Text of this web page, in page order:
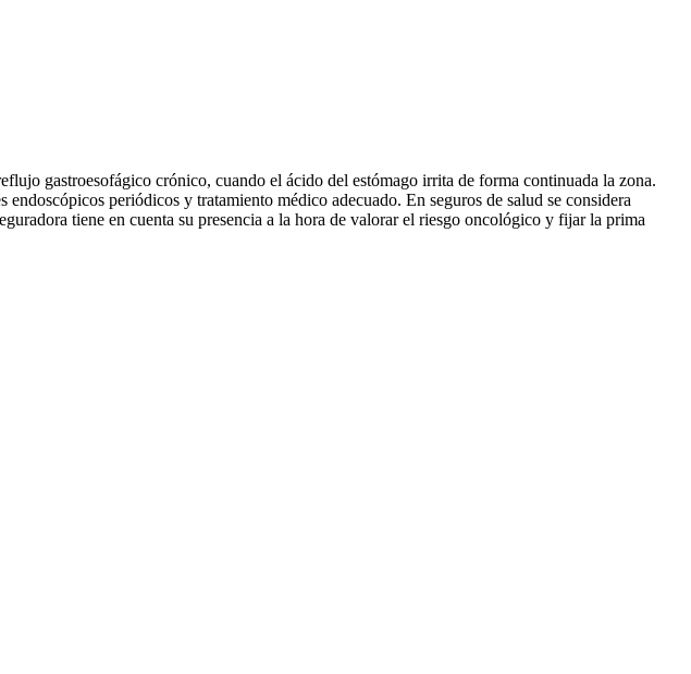
gastroesofágico crónico, cuando el ácido del estómago irrita de forma continuada la zona.
periódicos y tratamiento médico adecuado. En seguros de salud se considera
tiene en cuenta su presencia a la hora de valorar el riesgo oncológico y fijar la prima